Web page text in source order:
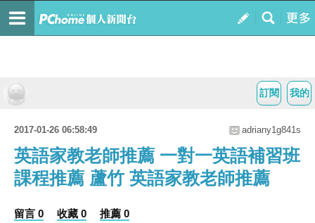
我的
訂閱
2017-01-26 06:58:49 adriany1g841s
英語家教老師推薦 一對一英語補習班
課程推薦 蘆竹 英語家教老師推薦
留言 0 收藏 0 推薦 0